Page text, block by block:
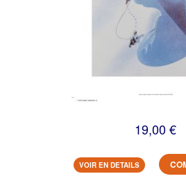
19,00 €
VOIR EN DETAILS